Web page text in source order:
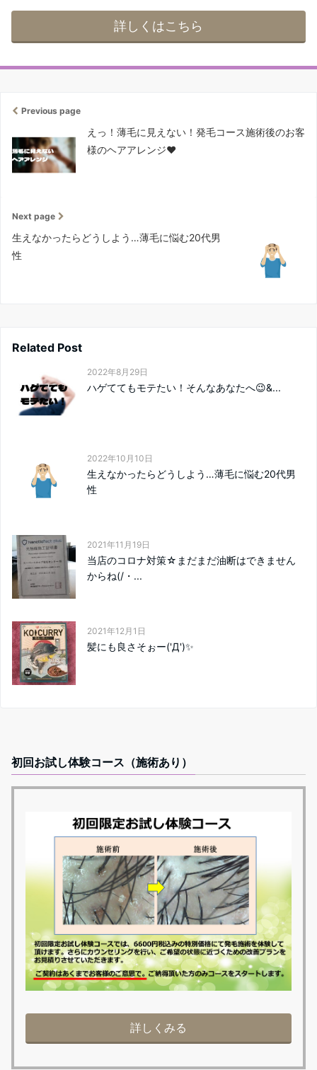
詳しくはこちら
Previous page
えっ！薄毛に見えない！発毛コース施術後のお客
様のヘアアレンジ❤
Next page
生えなかったらどうしよう…薄毛に悩む20代男
性
Related Post
2022年8月29日
ハゲててもモテたい！そんなあなたへ😉&...
2022年10月10日
生えなかったらどうしよう…薄毛に悩む20代男
性
2021年11月19日
当店のコロナ対策☆まだまだ油断はできません
からね(/・...
2021年12月1日
髪にも良さそぉー('Д')✨
初回お試し体験コース（施術あり）
詳しくみる